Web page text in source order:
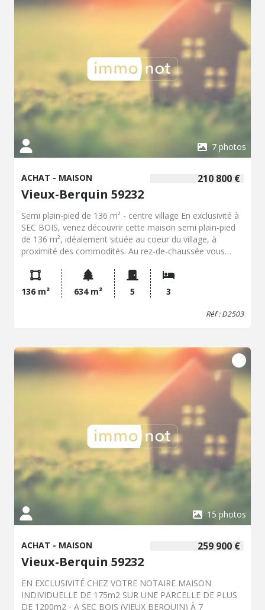
standard : 3030 à 4170 € (base 2023) - Prix Hon. Négo
Inclus : 374 400 € dont 4,00% Hon. Négo TTC charge acq.
Prix Hors Hon. Négo :360 000 € - Réf : 477
7 photos
210 800 €
ACHAT - MAISON
Vieux-Berquin 59232
Semi plain-pied de 136 m² - centre village En exclusivité à
SEC BOIS, venez découvrir cette maison semi plain-pied
de 136 m², idéalement située au coeur du village, à
proximité des commodités. Au rez-de-chaussée vous
cuisine ouverte, idéale pour partager de bons moments
en famille ou entre amis. Vous bénéficierez également
d'une salle de bain, d'un bureau, d'une buanderie ainsi que
des atouts d'une maison permettant une vie de plain-pied.
-Grande cour -2 garages avec mezzanine -Abri à bois -
Petite dépendance -Centre village Chauffage fuel + feu a
pellets + insert bois. Taxe foncière : 586EUR Une maison
familiale, fonctionnelle et offrant de nombreuses
possibilités, dans un environnement recherché. Prix : 221
340 EUR, honoraires de négociation inclus Contactez-
nous dès maintenant pour obtenir plus de
renseignements ou programmer une visite !
136 m² 634 m² 5 3
Réf : D2503
15 photos
259 900 €
ACHAT - MAISON
Vieux-Berquin 59232
EN EXCLUSIVITÉ CHEZ VOTRE NOTAIRE MAISON
INDIVIDUELLE DE 175m2 SUR UNE PARCELLE DE PLUS
DE 1200m2 - A SEC BOIS (VIEUX BERQUIN) À 7